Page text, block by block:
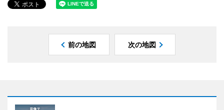
前の地図 次の地図